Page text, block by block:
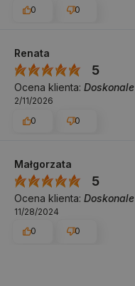
0
0
Renata
5
Ocena klienta: Doskonale
2/11/2026
0
0
Małgorzata
5
Ocena klienta: Doskonale
11/28/2024
0
0